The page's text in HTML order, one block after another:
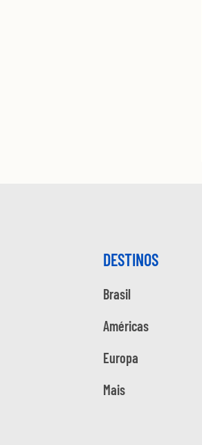
DESTINOS
Brasil
Américas
Europa
Mais